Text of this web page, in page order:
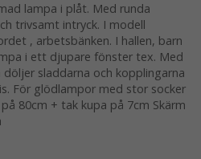
lampa i plåt. Med runda
trivsamt intryck. I modell
, arbetsbänken. I hallen, barn
i ett djupare fönster tex. Med
sladdarna och kopplingarna
För glödlampor med stor socker
80cm + tak kupa på 7cm Skärm